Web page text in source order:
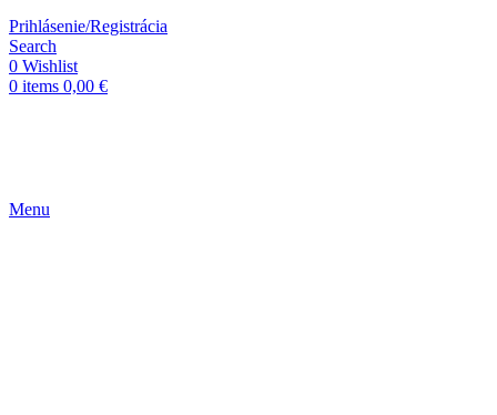
Prihlásenie/Registrácia
Search
0 Wishlist
0 items 0,00 €
Menu